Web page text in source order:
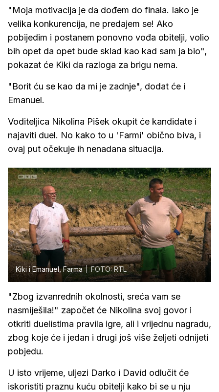
"Moja motivacija je da dođem do finala. Iako je
velika konkurencija, ne predajem se! Ako
pobijedim i postanem ponovno vođa obitelji, volio
bih opet da opet bude sklad kao kad sam ja bio",
pokazat će Kiki da razloga za brigu nema.
"Borit ću se kao da mi je zadnje", dodat će i
Emanuel.
Voditeljica Nikolina Pišek okupit će kandidate i
najaviti duel. No kako to u 'Farmi' obično biva, i
ovaj put očekuje ih nenadana situacija.
Kiki i Emanuel, Farma FOTO: RTL
"Zbog izvanrednih okolnosti, sreća vam se
nasmiješila!" započet će Nikolina svoj govor i
otkriti duelistima pravila igre, ali i vrijednu nagradu,
zbog koje će i jedan i drugi još više željeti odnijeti
pobjedu.
U isto vrijeme, uljezi Darko i David odlučit će
iskoristiti praznu kuću obitelji kako bi se u nju